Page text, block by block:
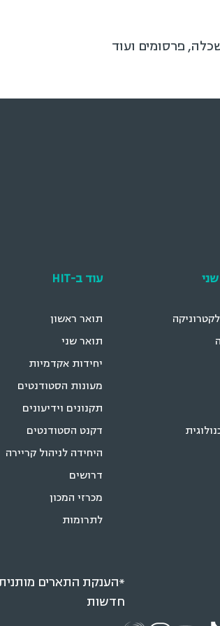
פרסומים ועוד
עוד ב-HIT
תואר ראשון
תואר שני
יחידות אקדמיות
מעונות הסטודנטים
תקנונים וידיעונים
דקנט הסטודנטים
היחידה לניהול קריירה
דרושים
מכרזי המכון
לתרומות
*הענקת התארים
חדשות